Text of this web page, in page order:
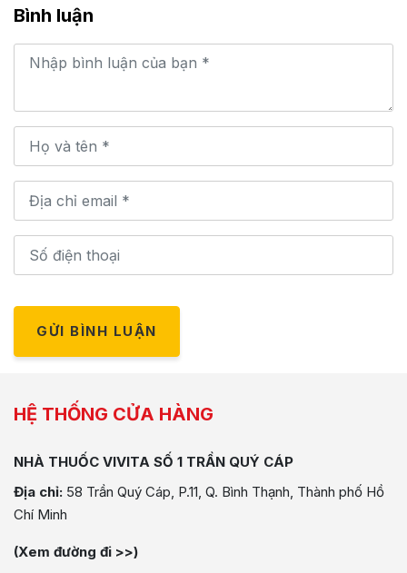
Bình luận
GỬI BÌNH LUẬN
HỆ THỐNG CỬA HÀNG
NHÀ THUỐC VIVITA SỐ 1 TRẦN QUÝ CÁP
Địa chỉ: 58 Trần Quý Cáp, P.11, Q. Bình Thạnh, Thành phố Hồ
Chí Minh
(Xem đường đi >>)